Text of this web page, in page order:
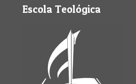
Escola Teológica